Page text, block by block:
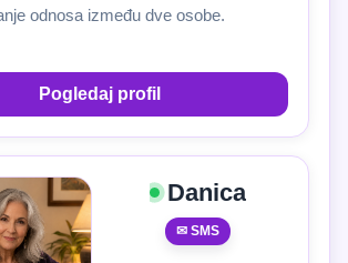
odnosa između dve osobe.
Pogledaj profil
Danica
✉ SMS